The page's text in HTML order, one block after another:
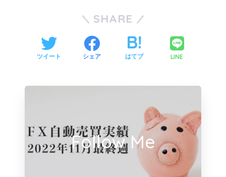
SHARE
ツイート シェア はてブ LINE
Follow Me